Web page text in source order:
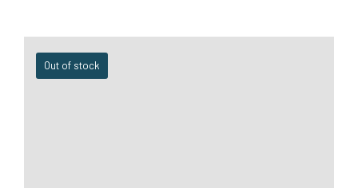
Out of stock